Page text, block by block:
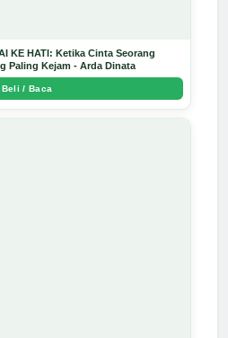
KE HATI: Ketika Cinta Seorang
Paling Kejam - Arda Dinata
Beli / Baca